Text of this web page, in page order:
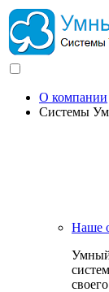
О компании
Системы
Наше
Умный